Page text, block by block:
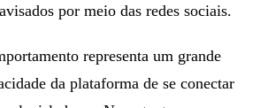
por meio das redes sociais.
representa um grande
da plataforma de se conectar